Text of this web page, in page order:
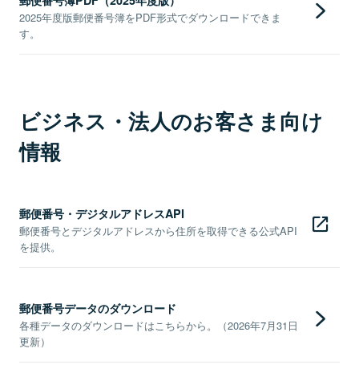
2025年度版郵便番号簿をPDF形式でダウンロードできま
す。
ビジネス・法人のお客さま向け
情報
郵便番号・デジタルアドレスAPI
郵便番号とデジタルアドレスから住所を取得できる公式API
を提供。
郵便番号データのダウンロード
各種データのダウンロードはこちらから。（2026年7月31日
更新）